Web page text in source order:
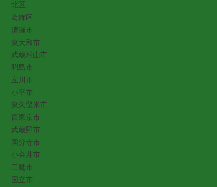
北区
葛飾区
清瀬市
東大和市
武蔵村山市
昭島市
立川市
小平市
東久留米市
西東京市
武蔵野市
国分寺市
小金井市
三鷹市
国立市